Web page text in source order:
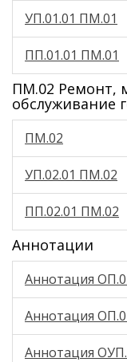
УП.01.01 ПМ.01
ПП.01.01 ПМ.01
ПМ.02 Ремонт,
обслуживание
ПМ.02
УП.02.01 ПМ.02
ПП.02.01 ПМ.02
Аннотации
Аннотация
Аннотация
Аннотация